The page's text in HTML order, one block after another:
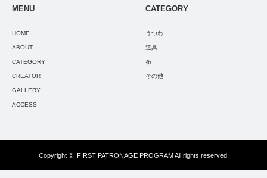
MENU
HOME
ABOUT
CATEGORY
CREATOR
GALLERY
ACCESS
CATEGORY
うつわ
道具
布
その他
Copyright © FIRST PATRONAGE PROGRAMAll rights reserved.